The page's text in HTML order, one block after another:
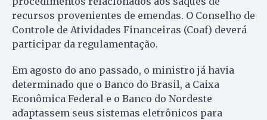
recursos provenientes de emendas. O Conselho de
Controle de Atividades Financeiras (Coaf) deverá
participar da regulamentação.
Em agosto do ano passado, o ministro já havia
determinado que o Banco do Brasil, a Caixa
Econômica Federal e o Banco do Nordeste
adaptassem seus sistemas eletrônicos para